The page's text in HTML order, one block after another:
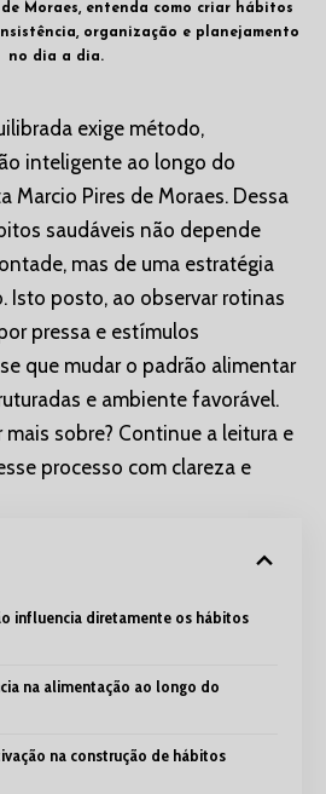
Moraes, entenda como criar hábitos
organização e planejamento
no dia a dia.
exige método,
inteligente ao longo do
Marcio Pires de Moraes. Dessa
saudáveis não depende
mas de uma estratégia
Isto posto, ao observar rotinas
pressa e estímulos
que mudar o padrão alimentar
e ambiente favorável.
mais sobre? Continue a leitura e
processo com clareza e
influencia diretamente os hábitos
na alimentação ao longo do
na construção de hábitos